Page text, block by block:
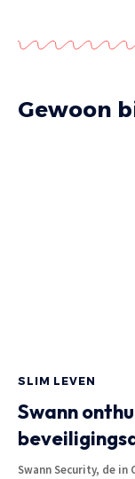
Gewoon
SLIM LEVEN
Swann
Swann Security, de